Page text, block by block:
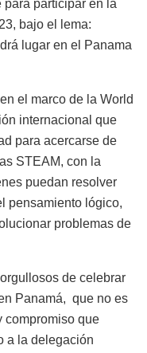
para participar en la
bajo el lema:
lugar en el Panama
el marco de la World
internacional que
para acercarse de
STEAM, con la
puedan resolver
pensamiento lógico,
problemas de
de celebrar
Panamá, que no es
compromiso que
a la delegación